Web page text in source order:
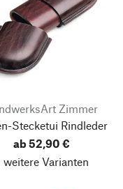
Zimmer
Stecketui Rindleder
ab 52,90 €
weitere Varianten